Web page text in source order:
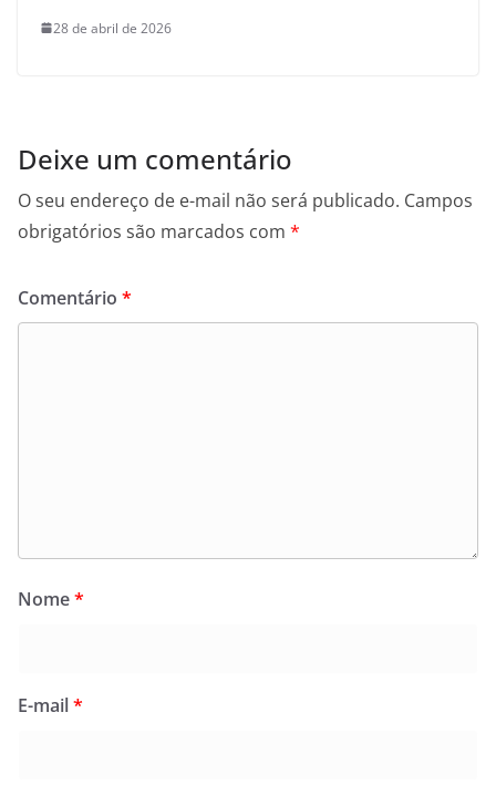
28 de abril de 2026
Deixe um comentário
O seu endereço de e-mail não será publicado. Campos
obrigatórios são marcados com *
Comentário *
Nome*
E-mail*